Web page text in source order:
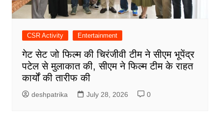
CSR Activity Entertainment
गेट सेट जो फिल्म की चिरंजीवी टीम ने सीएम भूपेंद्र
पटेल से मुलाकात की, सीएम ने फिल्म टीम के राहत
कार्यों की तारीफ की
deshpatrika July 28, 2026 0